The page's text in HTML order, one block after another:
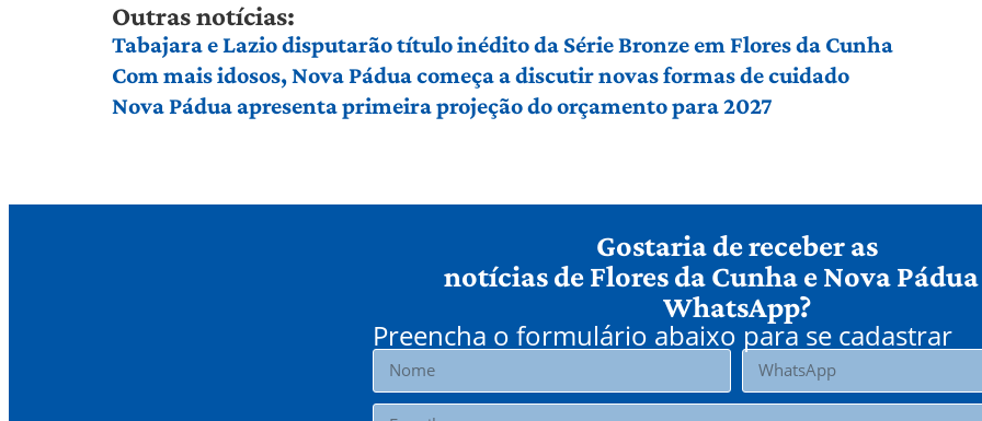
Outras notícias:
Tabajara e Lazio disputarão título inédito da Série Bronze em Flores da Cunha
Com mais idosos, Nova Pádua começa a discutir novas formas de cuidado
Nova Pádua apresenta primeira projeção do orçamento para 2027
Gostaria de receber as
notícias de Flores da Cunha e Nova
WhatsApp?
Preencha o formulário abaixo para se cadastrar